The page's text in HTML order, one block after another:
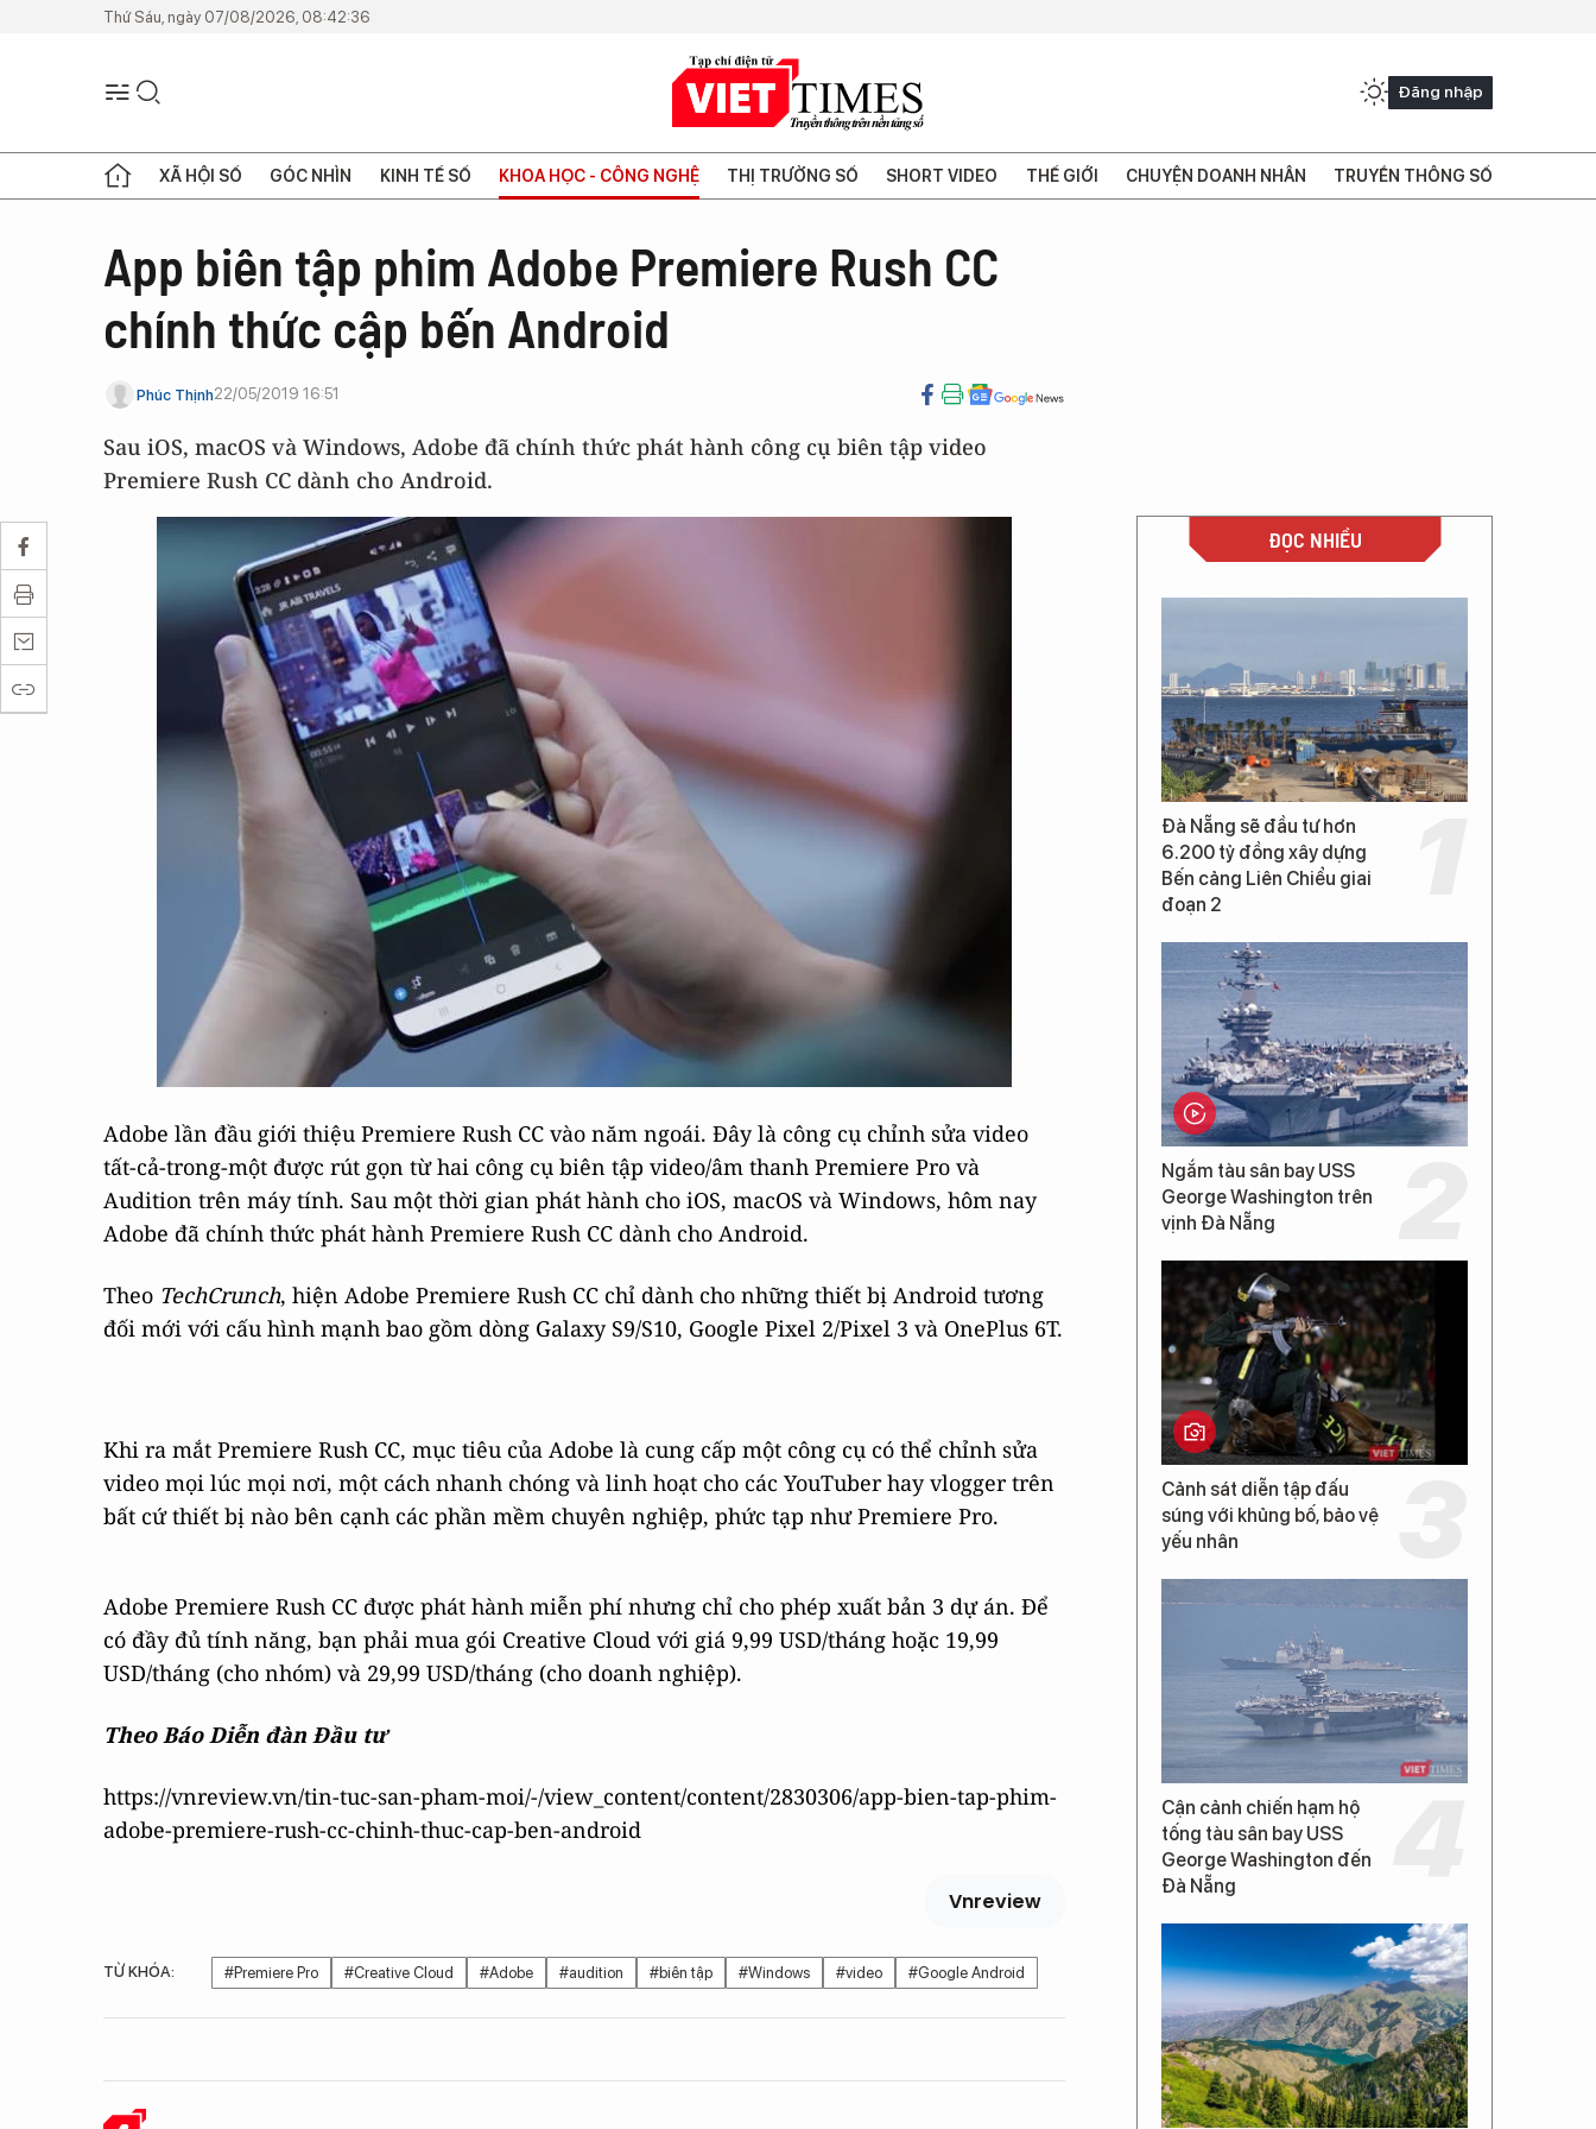
Thứ Sáu, ngày 07/08/2026, 08:42:36
Đăng nhập
XÃ HỘI SỐ GÓC NHÌN KINH TẾ SỐ KHOA HỌC - CÔNG NGHỆ THỊ TRƯỜNG SỐ SHORT VIDEO THẾ GIỚI CHUYỆN DOANH NHÂN TRUYỀN THÔNG SỐ
App biên tập phim Adobe Premiere Rush CC
chính thức cập bến Android
Phúc Thịnh22/05/2019 16:51
Sau iOS, macOS và Windows, Adobe đã chính thức phát hành công cụ biên tập video
Premiere Rush CC dành cho Android.
Adobe lần đầu giới thiệu Premiere Rush CC vào năm ngoái. Đây là công cụ chỉnh sửa video
tất-cả-trong-một được rút gọn từ hai công cụ biên tập video/âm thanh Premiere Pro và
Audition trên máy tính. Sau một thời gian phát hành cho iOS, macOS và Windows, hôm nay
Adobe đã chính thức phát hành Premiere Rush CC dành cho Android.
Theo TechCrunch, hiện Adobe Premiere Rush CC chỉ dành cho những thiết bị Android tương
đối mới với cấu hình mạnh bao gồm dòng Galaxy S9/S10, Google Pixel 2/Pixel 3 và OnePlus 6T.
Khi ra mắt Premiere Rush CC, mục tiêu của Adobe là cung cấp một công cụ có thể chỉnh sửa
video mọi lúc mọi nơi, một cách nhanh chóng và linh hoạt cho các YouTuber hay vlogger trên
bất cứ thiết bị nào bên cạnh các phần mềm chuyên nghiệp, phức tạp như Premiere Pro.
Adobe Premiere Rush CC được phát hành miễn phí nhưng chỉ cho phép xuất bản 3 dự án. Để
có đầy đủ tính năng, bạn phải mua gói Creative Cloud với giá 9,99 USD/tháng hoặc 19,99
USD/tháng (cho nhóm) và 29,99 USD/tháng (cho doanh nghiệp).
Theo Báo Diễn đàn Đầu tư
https://vnreview.vn/tin-tuc-san-pham-moi/-/view_content/content/2830306/app-bien-tap-phim-
adobe-premiere-rush-cc-chinh-thuc-cap-ben-android
Vnreview
TỪ KHÓA: #Premiere Pro #Creative Cloud #Adobe #audition #biên tập #Windows #video #Google Android
ĐỌC NHIỀU
Đà Nẵng sẽ đầu tư hơn
6.200 tỷ đồng xây dựng
Bến cảng Liên Chiểu giai
đoạn 2
Ngắm tàu sân bay USS
George Washington trên
vịnh Đà Nẵng
Cảnh sát diễn tập đấu
súng với khủng bố, bảo vệ
yếu nhân
Cận cảnh chiến hạm hộ
tống tàu sân bay USS
George Washington đến
Đà Nẵng